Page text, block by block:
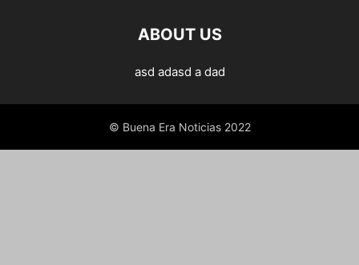
ABOUT US
asd adasd a dad
© Buena Era Noticias 2022